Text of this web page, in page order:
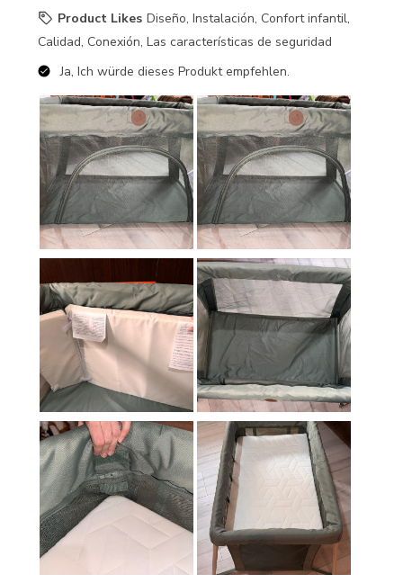
Product Likes Diseño, Instalación, Confort infantil,
Calidad, Conexión, Las características de seguridad
Ja, Ich würde dieses Produkt empfehlen.